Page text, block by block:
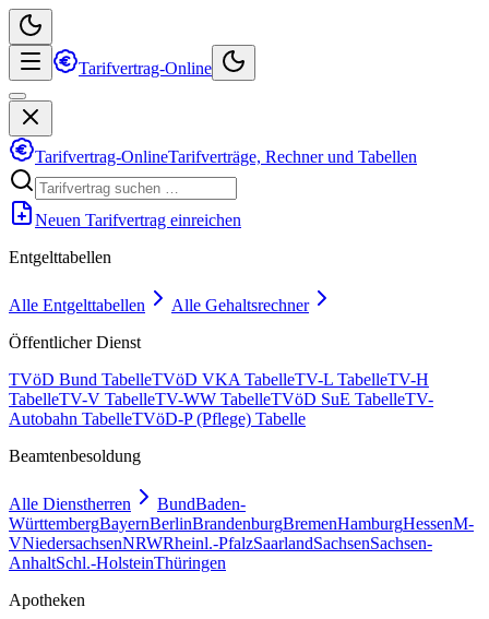
Tarifvertrag-Online
Tarifvertrag-OnlineTarifverträge, Rechner und Tabellen
Neuen Tarifvertrag einreichen
Entgelttabellen
Alle Entgelttabellen
Alle Gehaltsrechner
Öffentlicher Dienst
TVöD Bund TabelleTVöD VKA TabelleTV-L TabelleTV-H
TabelleTV-V TabelleTV-WW TabelleTVöD SuE TabelleTV-
Autobahn TabelleTVöD-P (Pflege) Tabelle
Beamtenbesoldung
Alle Dienstherren BundBaden-
WürttembergBayernBerlinBrandenburgBremenHamburgHessenM-
VNiedersachsenNRWRheinl.-PfalzSaarlandSachsenSachsen-
AnhaltSchl.-HolsteinThüringen
Apotheken